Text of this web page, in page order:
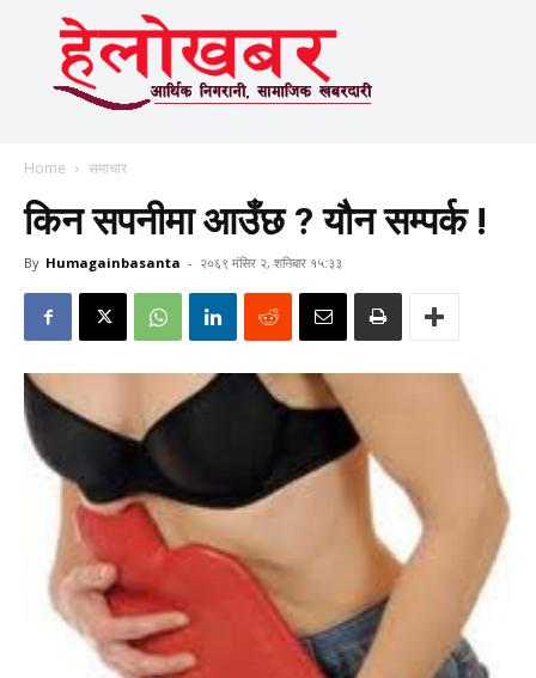
Home समाचार
किन सपनीमा आउँछ ? यौन सम्पर्क !
By Humagainbasanta - २०६९ मंसिर २, शनिबार १५:३३